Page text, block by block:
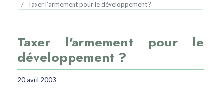
Taxer l'armement pour le développement ?
Taxer l'armement pour le
développement ?
20 avril 2003